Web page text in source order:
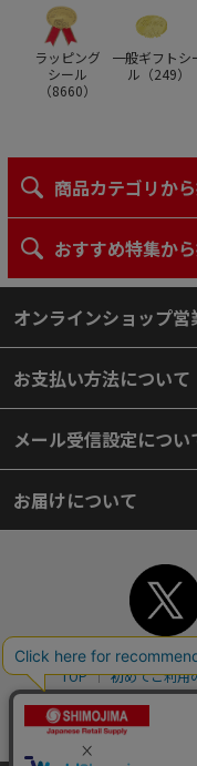
ラッピング
シール
（8660）
一般ギフトシ
ル（249）
商品カテゴリか
おすすめ特集か
オンラインショップ
お支払い方法について
メール受信設定につい
お届けについて
TOP 初めてご利用
個人情報保護
よくあるご質問